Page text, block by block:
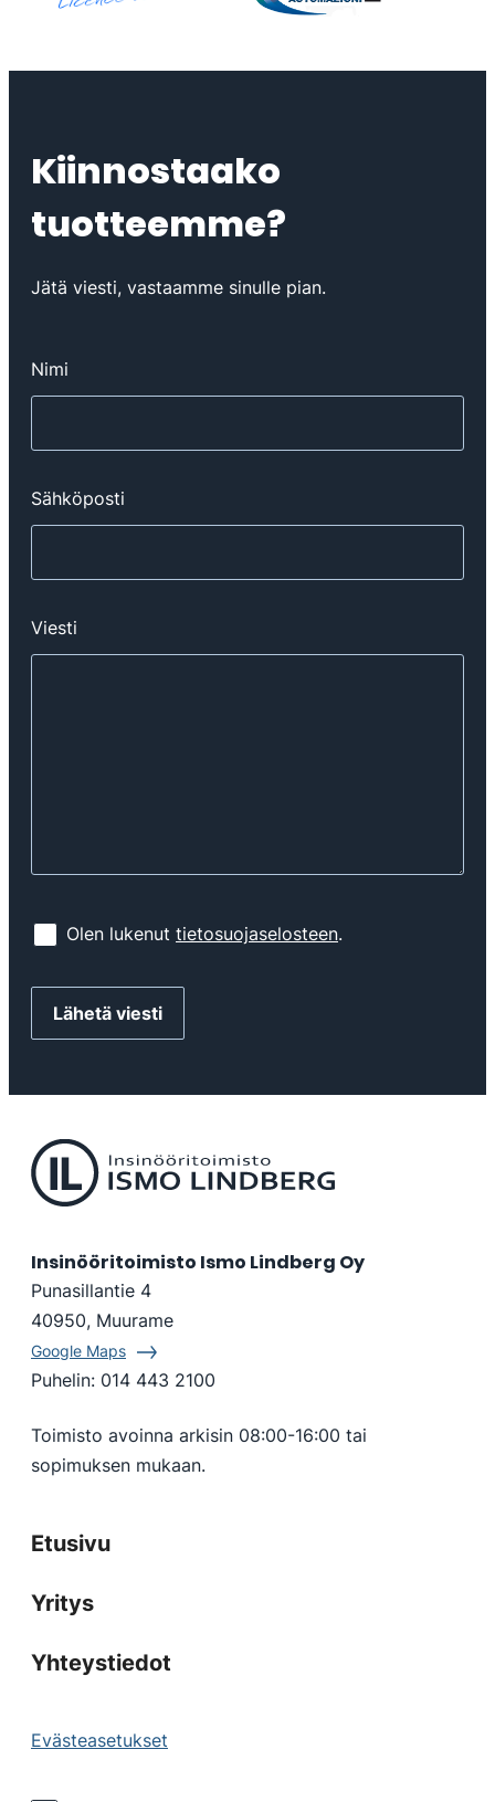
Automazioni
Kiinnostaako
tuotteemme?
Jätä viesti, vastaamme sinulle pian.
Nimi
Sähköposti
Viesti
Olen lukenut tietosuojaselosteen.
Insinööritoimisto Ismo Lindberg Oy
Punasillantie 4
40950, Muurame
Google Maps
Puhelin: 014 443 2100
Toimisto avoinna arkisin 08:00-16:00 tai
sopimuksen mukaan.
Etusivu
Yritys
Yhteystiedot
Evästeasetukset